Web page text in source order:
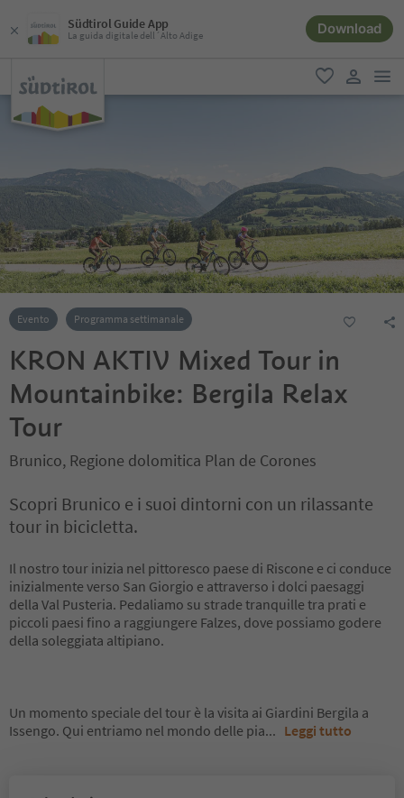
Südtirol Guide App
La guida digitale dell´Alto Adige Download
favoriti
user link
Evento Programma settimanale
KRON AKTIV Mixed Tour in
Mountainbike: Bergila Relax
Tour
Brunico, Regione dolomitica Plan de Corones
Scopri Brunico e i suoi dintorni con un rilassante
tour in bicicletta.
Il nostro tour inizia nel pittoresco paese di Riscone e ci conduce
inizialmente verso San Giorgio e attraverso i dolci paesaggi
della Val Pusteria. Pedaliamo su strade tranquille tra prati e
piccoli paesi fino a raggiungere Falzes, dove possiamo godere
della soleggiata altipiano.
Un momento speciale del tour è la visita ai Giardini Bergila a
Issengo. Qui entriamo nel mondo delle pia... Leggi tutto